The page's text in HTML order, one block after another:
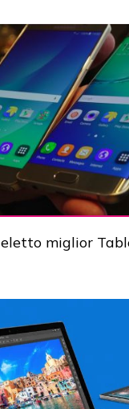
eletto miglior